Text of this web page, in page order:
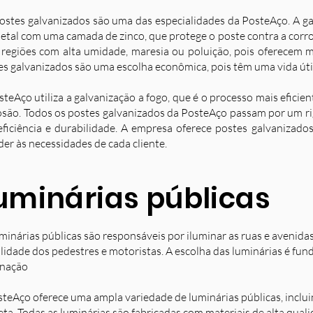
galvanizados são uma das especialidades da PosteAço. A
com uma camada de zinco, que protege o poste contra a
com alta umidade, maresia ou poluição, pois oferecem
galvanizados são uma escolha econômica, pois têm uma vida
utiliza a galvanização a fogo, que é o processo mais
Todos os postes galvanizados da PosteAço passam por
e durabilidade. A empresa oferece postes
às necessidades de cada cliente.
públicas
públicas são responsáveis por iluminar as ruas e
dos pedestres e motoristas. A escolha das luminárias é
oferece uma ampla variedade de luminárias públicas,